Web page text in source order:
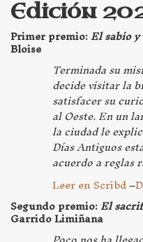
Edición
Primer premio:El sabio
Bloise
Terminada su
decide visitar la
satisfacer su
al Oeste. En un
la ciudad le
Días Antiguos
acuerdo a reglas
Leer en Scribd–
Segundo premio:El
Garrido Limiñana